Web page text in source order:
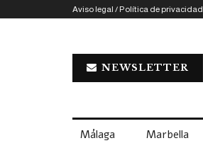
Aviso legal / Política de privacidad
NEWSLETTER
Málaga Marbella